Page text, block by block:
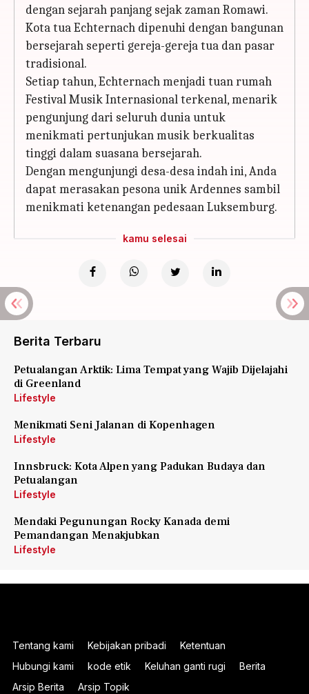
dengan sejarah panjang sejak zaman Romawi.
Kota tua Echternach dipenuhi dengan bangunan
bersejarah seperti gereja-gereja tua dan pasar
tradisional.
Setiap tahun, Echternach menjadi tuan rumah
Festival Musik Internasional terkenal, menarik
pengunjung dari seluruh dunia untuk
menikmati pertunjukan musik berkualitas
tinggi dalam suasana bersejarah.
Dengan mengunjungi desa-desa indah ini, Anda
dapat merasakan pesona unik Ardennes sambil
menikmati ketenangan pedesaan Luksemburg.
kamu selesai
Berita Terbaru
Petualangan Arktik: Lima Tempat yang Wajib Dijelajahi
di Greenland
Lifestyle
Menikmati Seni Jalanan di Kopenhagen
Lifestyle
Innsbruck: Kota Alpen yang Padukan Budaya dan
Petualangan
Lifestyle
Mendaki Pegunungan Rocky Kanada demi
Pemandangan Menakjubkan
Lifestyle
Tentang kami Kebijakan pribadi
Ketentuan
Hubungi kami
kode etik Keluhan ganti rugi
Berita
Arsip Berita
Arsip Topik